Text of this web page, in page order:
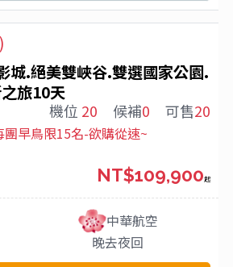
城.絕美雙峽谷.雙選國家公園.
旅10天
機位 20 候補0 可售20
早鳥限15名-欲購從速~
中華航空
晚去夜回
NT$109,900起